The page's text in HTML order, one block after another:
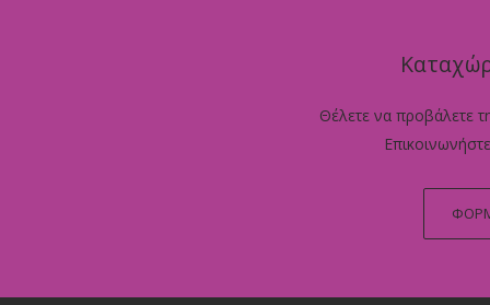
Θέλετε να προβάλετε